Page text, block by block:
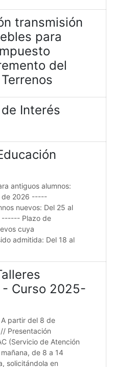
transmisión
para
del
Interés
antiguos alumnos:
de 2026 -----
nuevos: Del 25 al
------ Plazo de
cuya
admitida: Del 18 al
Curso 2025-
partir del 8 de
Presentación
(Servicio de Atención
de 8 a 14
solicitándola en